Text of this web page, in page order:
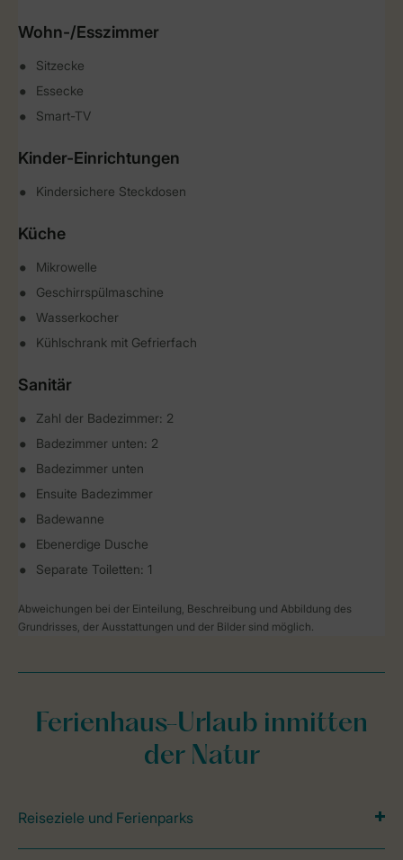
Wohn-/Esszimmer
Sitzecke
Essecke
Smart-TV
Kinder-Einrichtungen
Kindersichere Steckdosen
Küche
Mikrowelle
Geschirrspülmaschine
Wasserkocher
Kühlschrank mit Gefrierfach
Sanitär
Zahl der Badezimmer: 2
Badezimmer unten: 2
Badezimmer unten
Ensuite Badezimmer
Badewanne
Ebenerdige Dusche
Separate Toiletten: 1
Abweichungen bei der Einteilung, Beschreibung und Abbildung des
Grundrisses, der Ausstattungen und der Bilder sind möglich.
Ferienhaus-Urlaub inmitten
der Natur
Reiseziele und Ferienparks